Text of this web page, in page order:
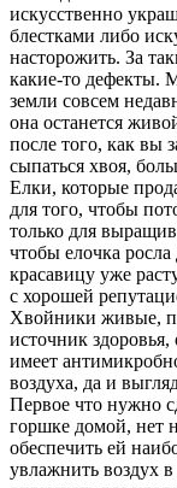
искусственно
блестками либо
насторожить. За
какие-то дефекты.
земли совсем
она останется
после того, как вы
сыпаться хвоя,
Елки, которые
для того, чтобы
только для
чтобы елочка
красавицу уже
с хорошей
Хвойники живые,
источник
имеет
воздуха, да и
Первое что нужно
горшке домой, нет
обеспечить ей
увлажнить воздух